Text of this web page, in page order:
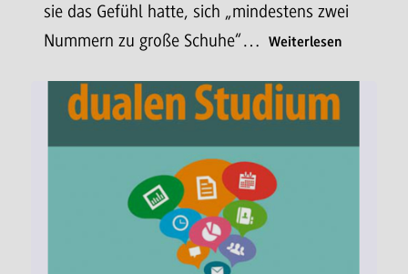
sie das Gefühl hatte, sich „mindestens zwei
Nummern zu große Schuhe“…
Weiterlesen